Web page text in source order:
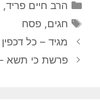
הרב חיים פריד,
חגים,פסח
מגיד – כל
פרשת כי תשא –